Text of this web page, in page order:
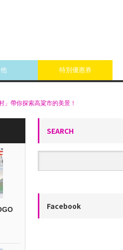
特別優惠券
帶你探索高粱市的美景！
SEARCH
Facebook